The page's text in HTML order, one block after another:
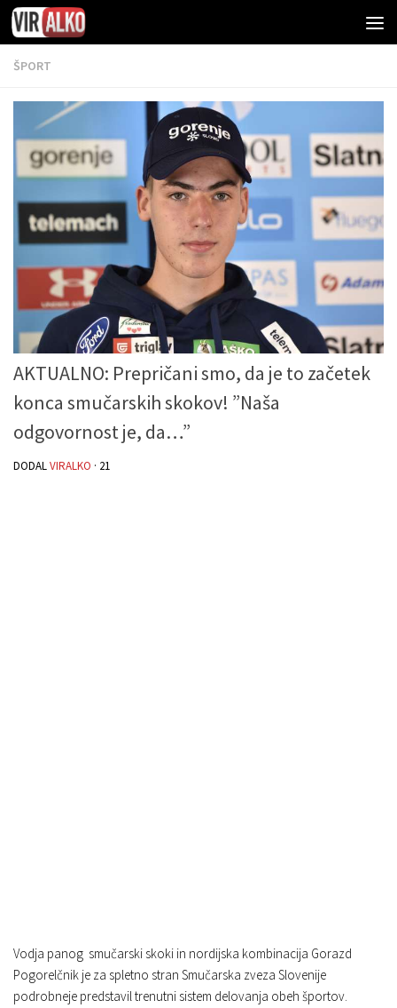
ŠPORT
AKTUALNO: Prepričani smo, da je to začetek
konca smučarskih skokov! ”Naša
odgovornost je, da…”
DODALVIRALKO · 21
Vodja panog smučarski skoki in nordijska kombinacija Gorazd
Pogorelčnik je za spletno stran Smučarska zveza Slovenije
podrobneje predstavil trenutni sistem delovanja obeh športov.